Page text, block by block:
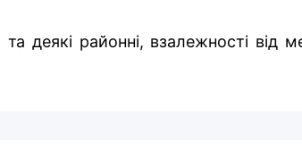
деякі районні, взалежності від